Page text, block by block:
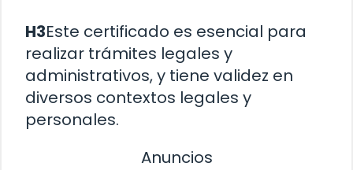
H3Este certificado es esencial para
realizar trámites legales y
administrativos, y tiene validez en
diversos contextos legales y
personales.
Anuncios